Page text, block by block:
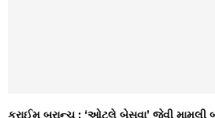
ક્રાઈમ બ્રાન્ચ : ‘ઓટલે બેસવા’ જેવી મામૂલી